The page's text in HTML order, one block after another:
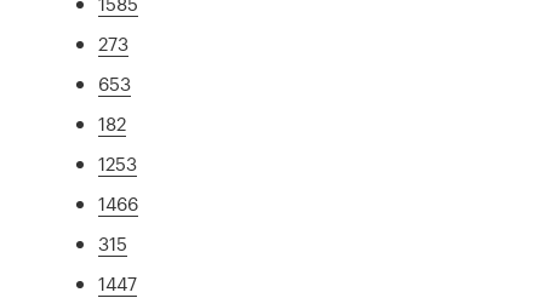
273
653
182
1253
1466
315
1447